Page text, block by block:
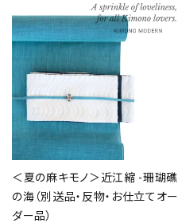
＜夏の麻キモノ＞近江縮 -珊瑚礁
の海（別送品・反物・お仕立てオー
ダー品）